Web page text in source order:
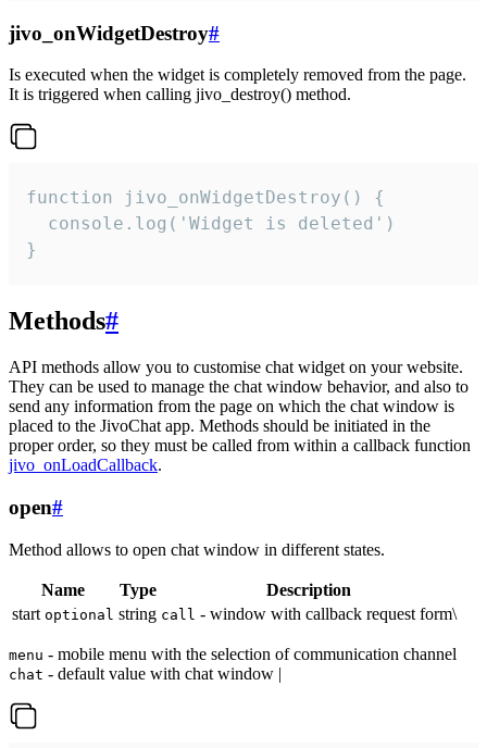
jivo_onWidgetDestroy#
Is executed when the widget is completely removed from the page.
It is triggered when calling jivo_destroy() method.
function jivo_onWidgetDestroy() {
  console.log('Widget is deleted')
}
Methods#
API methods allow you to customise chat widget on your website.
They can be used to manage the chat window behavior, and also to
send any information from the page on which the chat window is
placed to the JivoChat app. Methods should be initiated in the
proper order, so they must be called from within a callback function
jivo_onLoadCallback.
open#
Method allows to open chat window in different states.
Name Type
Description
start optional string call - window with callback request form\
menu - mobile menu with the selection of communication channel
chat - default value with chat window |